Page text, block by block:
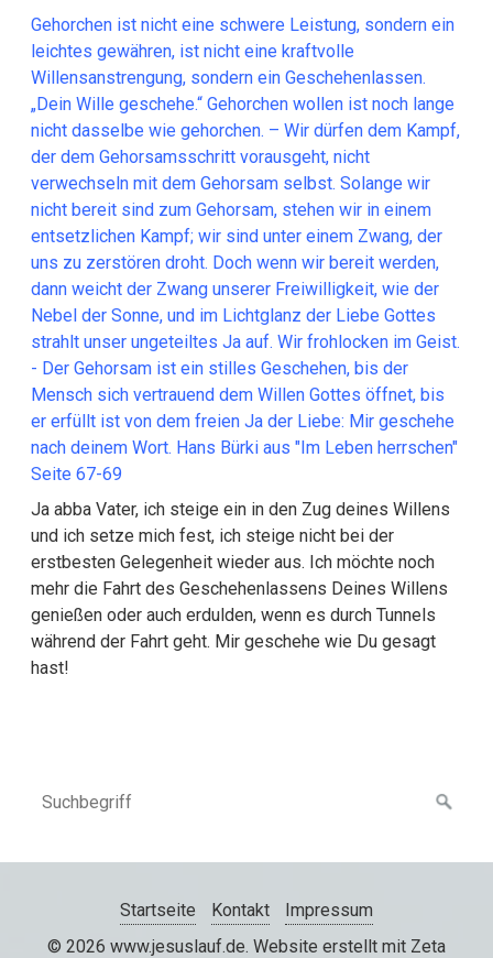
Gehorchen ist nicht eine schwere Leistung, sondern ein
leichtes gewähren, ist nicht eine kraftvolle
Willensanstrengung, sondern ein Geschehenlassen.
„Dein Wille geschehe.“ Gehorchen wollen ist noch lange
nicht dasselbe wie gehorchen. – Wir dürfen dem Kampf,
der dem Gehorsamsschritt vorausgeht, nicht
verwechseln mit dem Gehorsam selbst. Solange wir
nicht bereit sind zum Gehorsam, stehen wir in einem
entsetzlichen Kampf; wir sind unter einem Zwang, der
uns zu zerstören droht. Doch wenn wir bereit werden,
dann weicht der Zwang unserer Freiwilligkeit, wie der
Nebel der Sonne, und im Lichtglanz der Liebe Gottes
strahlt unser ungeteiltes Ja auf. Wir frohlocken im Geist.
- Der Gehorsam ist ein stilles Geschehen, bis der
Mensch sich vertrauend dem Willen Gottes öffnet, bis
er erfüllt ist von dem freien Ja der Liebe: Mir geschehe
nach deinem Wort. Hans Bürki aus "Im Leben herrschen"
Seite 67-69
Ja abba Vater, ich steige ein in den Zug deines Willens
und ich setze mich fest, ich steige nicht bei der
erstbesten Gelegenheit wieder aus. Ich möchte noch
mehr die Fahrt des Geschehenlassens Deines Willens
genießen oder auch erdulden, wenn es durch Tunnels
während der Fahrt geht. Mir geschehe wie Du gesagt
hast!
Startseite Kontakt
Impressum
© 2026 www.jesuslauf.de. Website erstellt mit Zeta